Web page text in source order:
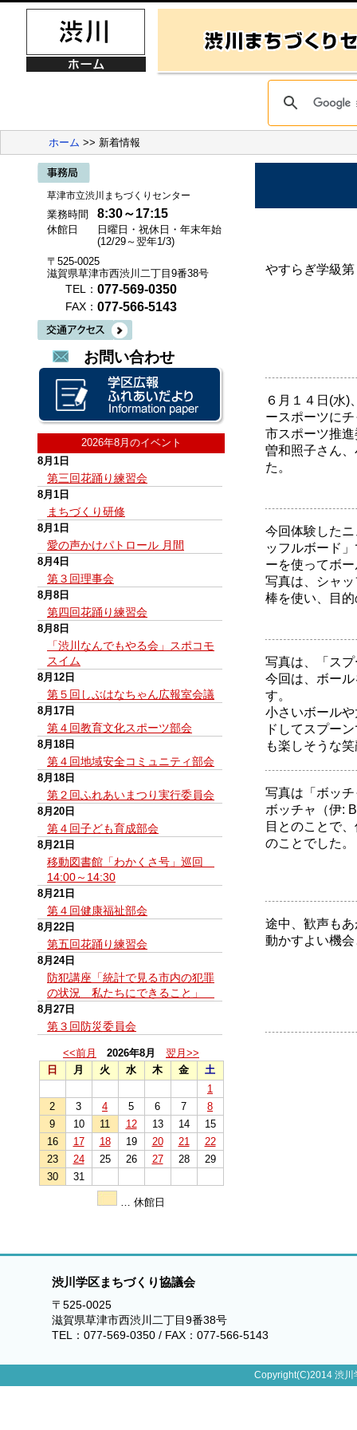
ホーム >> 新着情報
草津市立渋川まちづくりセンター
業務時間 8:30～17:15
休館日
日曜日・祝休日・年末年始
(12/29～翌年1/3)
〒525-0025
滋賀県草津市西渋川二丁目9番38号
TEL： 077-569-0350
FAX： 077-566-5143
お問い合わせ
2026年8月のイベント
8月1日
第三回花踊り練習会
8月1日
まちづくり研修
8月1日
愛の声かけパトロール 月間
8月4日
第３回理事会
8月8日
第四回花踊り練習会
8月8日
「渋川なんでもやる会」スポコモ
スイム
8月12日
第５回しぶはなちゃん広報室会議
8月17日
第４回教育文化スポーツ部会
8月18日
第４回地域安全コミュニティ部会
8月18日
第２回ふれあいまつり実行委員会
8月20日
第４回子ども育成部会
8月21日
移動図書館「わかくさ号」巡回
14:00～14:30
8月21日
第４回健康福祉部会
8月22日
第五回花踊り練習会
8月24日
防犯講座「統計で見る市内の犯罪
の状況 私たちにできること」
8月27日
第３回防災委員会
<<前月 2026年8月
翌月>>
日
月 火 水 木 金
土
1
2
3 4 5 6 7
8
9
10 11 12 13 14
15
16
17 18 19 20 21
22
23
24 25 26 27 28
29
30
31
… 休館日
やすらぎ学級
６月１４日(水)
ースポーツに
市スポーツ推
曽和照子さん
た。
今回体験した
ッフルボード
ーを使ってボ
写真は、シャ
棒を使い、目
写真は、「ス
今回は、ボー
す。
小さいボール
ドしてスプー
も楽しそうな
写真は「ボッ
ボッチャ（伊:
目とのことで
のことでした。
途中、歓声も
動かすよい機
渋川学区まちづくり協議会
〒525-0025
滋賀県草津市西渋川二丁目9番38号
TEL：077-569-0350 / FAX：077-566-5143
Copyright(C)2014 渋川